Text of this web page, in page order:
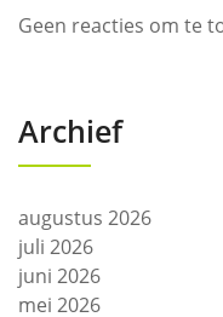
Geen reacties om te
Archief
augustus 2026
juli 2026
juni 2026
mei 2026